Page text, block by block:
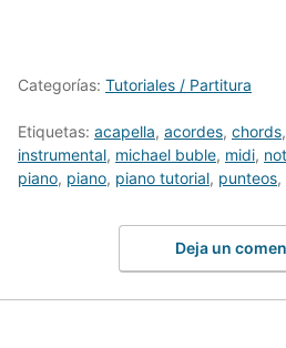
Categorías: Tutoriales / Partitura
Etiquetas: acapella, acordes, chords,
instrumental, michael buble, midi,
piano, piano, piano tutorial, punteos,
Deja un